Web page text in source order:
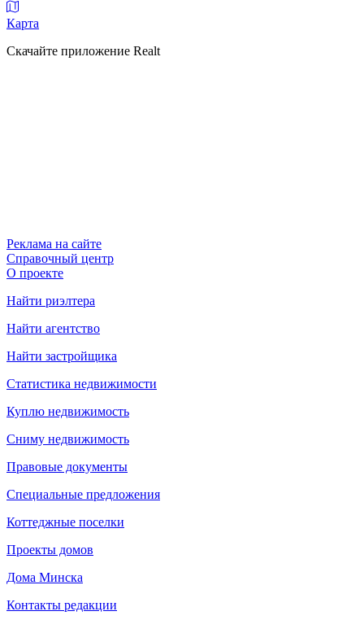
Карта
Скачайте приложение Realt
Реклама на сайте
Справочный центр
О проекте
Найти риэлтера
Найти агентство
Найти застройщика
Статистика недвижимости
Куплю недвижимость
Сниму недвижимость
Правовые документы
Специальные предложения
Коттеджные поселки
Проекты домов
Дома Минска
Контакты редакции